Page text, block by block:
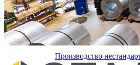
Производство